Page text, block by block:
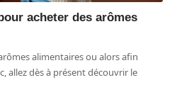
acheter des arômes
alimentaires ou alors afin
allez dès à présent découvrir le